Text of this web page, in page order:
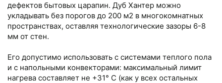
дефектов бытовых царапин. Дуб Хантер можно
укладывать без порогов до 200 м2 в многокомнатных
пространствах, оставляя технологические зазоры 6-8
мм от стен.
Его допустимо использовать с системами теплого пола
и с напольными конвекторами: максимальный лимит
нагрева составляет не +31° С (как у всех остальных